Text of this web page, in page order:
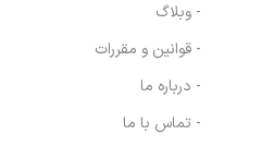
- وبلاگ
- قوانین و مقررات
- درباره ما
- تماس با ما